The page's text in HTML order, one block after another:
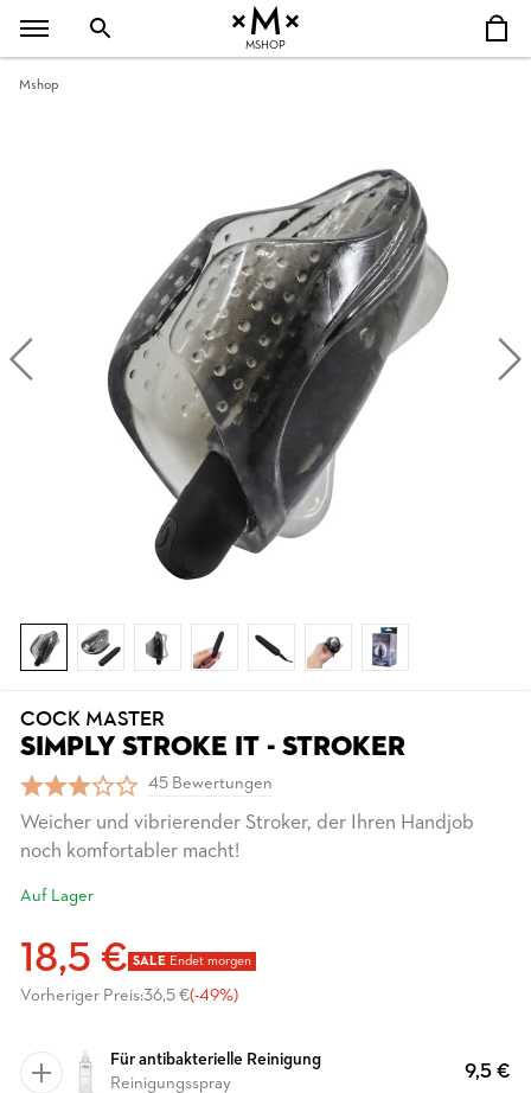
MSHOP
Mshop
COCK MASTER
SIMPLY STROKE IT - STROKER
45 Bewertungen
Weicher und vibrierender Stroker, der Ihren Handjob
noch komfortabler macht!
Auf Lager
18,5 € SALE Endet morgen
Vorheriger Preis:36,5 €(-49%)
Für antibakterielle Reinigung
Reinigungsspray
9,5 €